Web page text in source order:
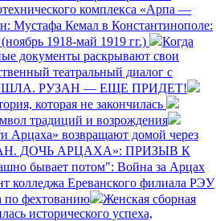
комплекса «Арпа —
Мустафа Кемал в Константинополе:
1918-май 1919 гг.)
Когда
документы раскрывают свои
театральный диалог с
РУЗАН — ЕЩЕ ПРИДЕТ!
которая не закончилась
традиций и возрождения
Арцаха» возвращают домой через
ДОЧЬ АРЦАХА»: ПРИЗЫВ К
бывает потом": Война за Арцах
колледжа Ереванского филиала РЭУ
по фехтованию
Женская сборная
исторического успеха,